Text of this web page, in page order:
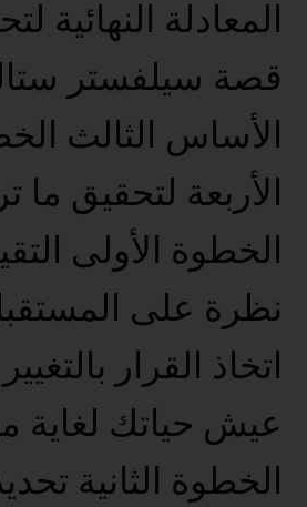
المعادلة النهائية
قصة سيلفستر
الأساس الثالث
الأربعة لتحقيق ما
الخطوة الأولى
نظرة على
اتخاذ القرار بالتغيير
عيش حياتك لغاية
الخطوة الثانية